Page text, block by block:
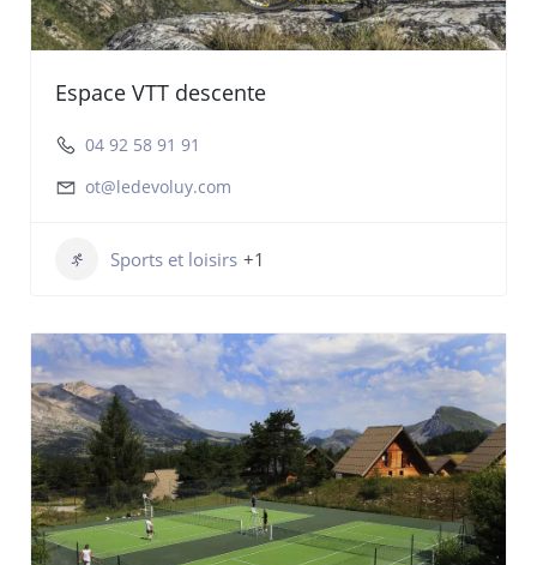
Espace VTT descente
04 92 58 91 91
ot@ledevoluy.com
Sports et loisirs +1